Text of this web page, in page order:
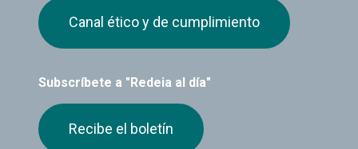
Subscríbete a "Redeia al día"
Recibe el boletín
Canal ético y de cumplimiento